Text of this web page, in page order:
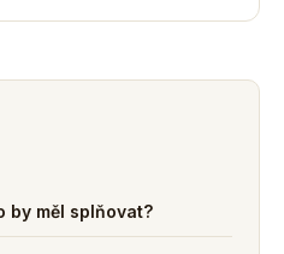
by měl splňovat?